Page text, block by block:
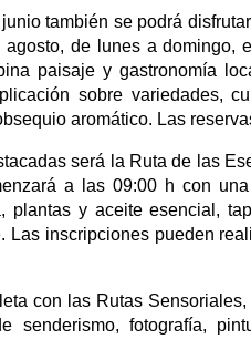
también se podrá
de lunes a domingo,
paisaje y gastronomía
sobre variedades,
aromático. Las
será la Ruta de las
a las 09:00 h con
plantas y aceite esencial,
Las inscripciones pueden
con las Rutas
senderismo, fotografía,